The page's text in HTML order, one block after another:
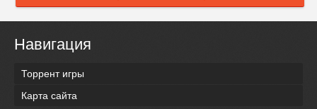
Навигация
Торрент игры
Карта сайта